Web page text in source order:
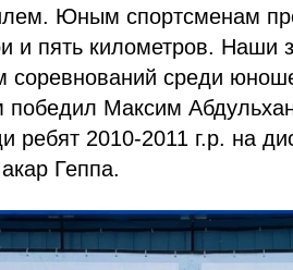
Юным спортсменам
и пять километров. Наши
соревнований среди
победил Максим
ребят 2010-2011 г.р. на
Геппа.